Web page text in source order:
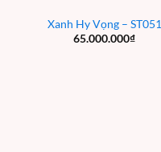
Xanh Hy Vọng – ST051
65.000.000₫